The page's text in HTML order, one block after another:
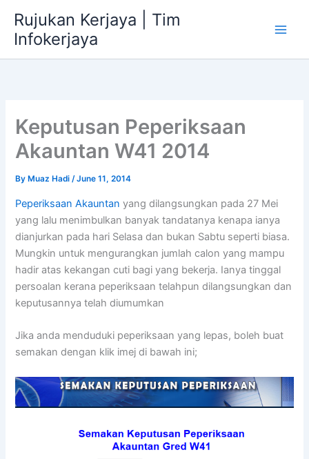
content
Rujukan Kerjaya | Tim
Infokerjaya
Keputusan Peperiksaan
Akauntan W41 2014
By Muaz Hadi/June 11, 2014
Peperiksaan Akauntan yang dilangsungkan pada 27 Mei
yang lalu menimbulkan banyak tandatanya kenapa ianya
dianjurkan pada hari Selasa dan bukan Sabtu seperti biasa.
Mungkin untuk mengurangkan jumlah calon yang mampu
hadir atas kekangan cuti bagi yang bekerja. Ianya tinggal
persoalan kerana peperiksaan telahpun dilangsungkan dan
keputusannya telah diumumkan
Jika anda menduduki peperiksaan yang lepas, boleh buat
semakan dengan klik imej di bawah ini;